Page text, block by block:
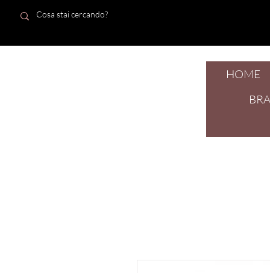
HOME